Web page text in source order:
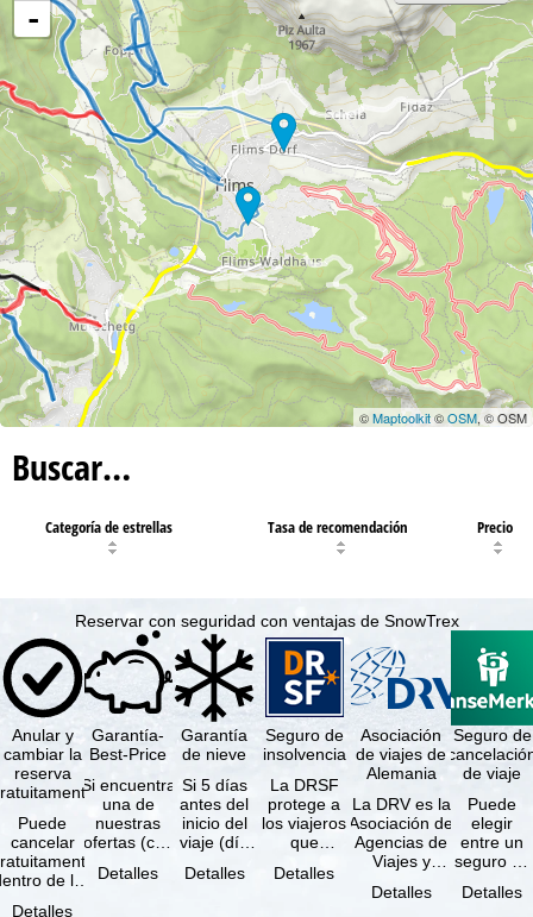
-
©Maptoolkit©OSM, © OSM
Buscar…
Categoría de estrellas Tasa de recomendación Precio
Reservar con seguridad con ventajas de SnowTrex
Anular y
cambiar la
reserva
Puede
cancelar
de los
Detalles
Garantía-
Best-Price
Si encuentra
una de
nuestras
ofertas (con
prestaciones
Detalles
Garantía
de nieve
Si 5 días
antes del
inicio del
viaje (día
ninguna de
Detalles
Seguro de
insolvencia
La DRSF
protege a
los viajeros
que
viaje
Detalles
Asociación
de viajes de
Alemania
La DRV es la
Asociación de
Agencias de
Viajes y
más grande
Detalles
Seguro de
de viaje
Puede
elegir
entre un
seguro de
de viaje
Detalles